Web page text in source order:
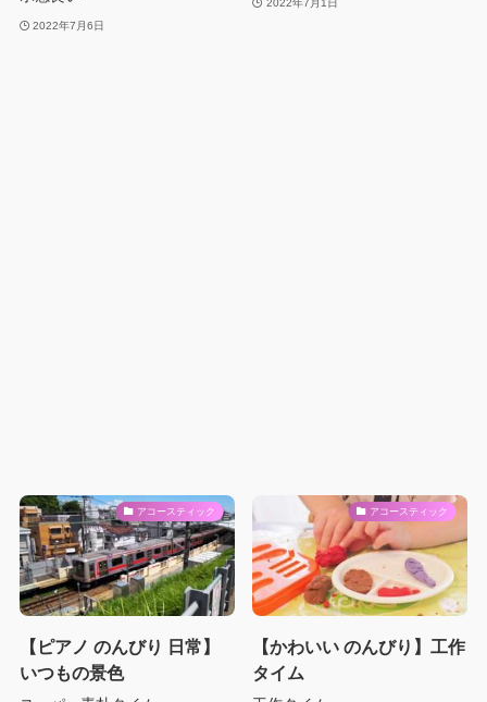
2022年7月6日
2022年7月1日
アコースティック
【ピアノ のんびり 日常】
いつもの景色
アコースティック
【かわいい のんびり】工作
タイム